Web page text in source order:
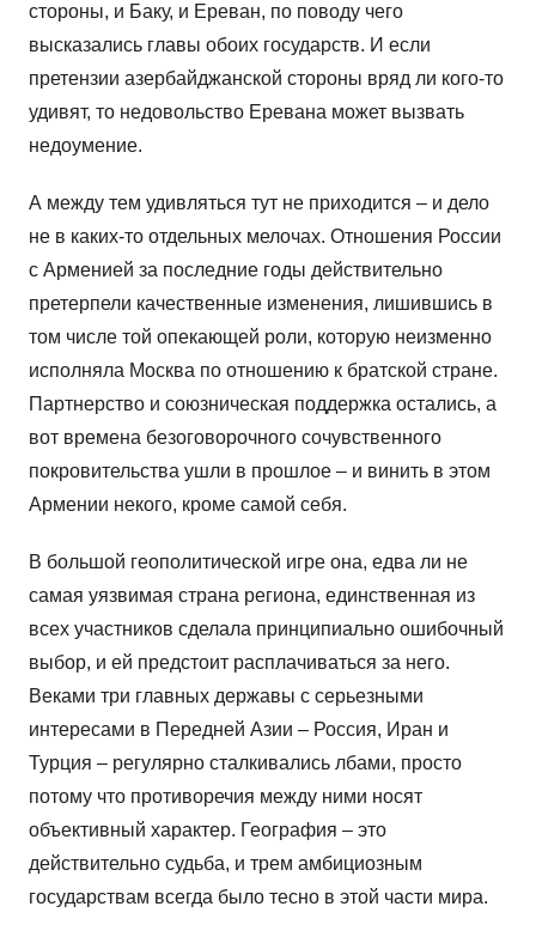
стороны, и Баку, и Ереван, по поводу чего
высказались главы обоих государств. И если
претензии азербайджанской стороны вряд ли кого-то
удивят, то недовольство Еревана может вызвать
недоумение.
А между тем удивляться тут не приходится – и дело
не в каких-то отдельных мелочах. Отношения России
с Арменией за последние годы действительно
претерпели качественные изменения, лишившись в
том числе той опекающей роли, которую неизменно
исполняла Москва по отношению к братской стране.
Партнерство и союзническая поддержка остались, а
вот времена безоговорочного сочувственного
покровительства ушли в прошлое – и винить в этом
Армении некого, кроме самой себя.
В большой геополитической игре она, едва ли не
самая уязвимая страна региона, единственная из
всех участников сделала принципиально ошибочный
выбор, и ей предстоит расплачиваться за него.
Веками три главных державы с серьезными
интересами в Передней Азии – Россия, Иран и
Турция – регулярно сталкивались лбами, просто
потому что противоречия между ними носят
объективный характер. География – это
действительно судьба, и трем амбициозным
государствам всегда было тесно в этой части мира.